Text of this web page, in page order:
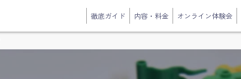
徹底ガイド 内容・料金 オンライン体験会